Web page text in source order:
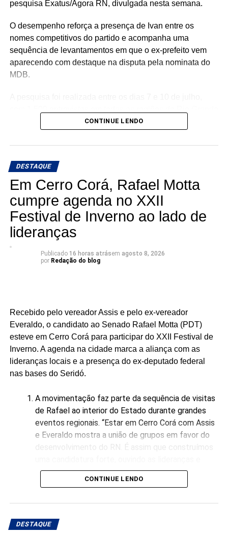
pesquisa Exatus/Agora RN, divulgada nesta semana.
O desempenho reforça a presença de Ivan entre os
nomes competitivos do partido e acompanha uma
sequência de levantamentos em que o ex-prefeito vem
aparecendo com destaque na disputa pela nominata do
MDB.
do Norte. O levantamento tem margem de erro de 2,53
registrado na Justiça Eleitoral sob o número RN-
O resultado chega em um momento de expansão da pré-
campanha de Ivan Júnior. O ex-prefeito de Assú, vem
percorrendo diferentes regiões do estado, realizando
reuniões, ouvindo lideranças e fortalecendo alianças.
Nesta semana Ivan Júnior esteve visitando todas as
cidades do Vale.
A liderança dentro da nominata ganha importância
Nesse cenário, aparecer na primeira posição entre os
nomes do MDB representa um dado relevante para o
acompanhamento da pré-campanha.
Para Ivan, o resultado é mais um estímulo para continuar
percorrendo o estado e apresentando suas propostas. “É
que já fizemos e acredita que podemos fazer muito mais
pelo Rio Grande do Norte”, afirmou o pré-candidato em
publicação nas redes sociais.
A nova pesquisa reforça, portanto, o momento de
frente da Prefeitura de Assú em um projeto de
CONTINUE LENDO
DESTAQUE
Em Cerro Corá, Rafael Motta
cumpre agenda no XXII
Festival de Inverno ao lado de
lideranças
Publicado 16 horas atrásem agosto 8, 2026
por Redação do blog
Recebido pelo vereador Assis e pelo ex-vereador
Everaldo, o candidato ao Senado Rafael Motta (PDT)
esteve em Cerro Corá para participar do XXII Festival de
Inverno. A agenda na cidade marca a aliança com as
lideranças locais e a presença do ex-deputado federal
nas bases do Seridó.
A movimentação faz parte da sequência de visitas
de Rafael ao interior do Estado durante grandes
eventos regionais. “Estar em Cerro Corá com Assis
e Everaldo mostra a união de grupos em favor do
desenvolvimento do RN. É assim que construímos
garantindo representatividade direta para o
município no Senado”, declarou Rafael Motta.
CONTINUE LENDO
DESTAQUE